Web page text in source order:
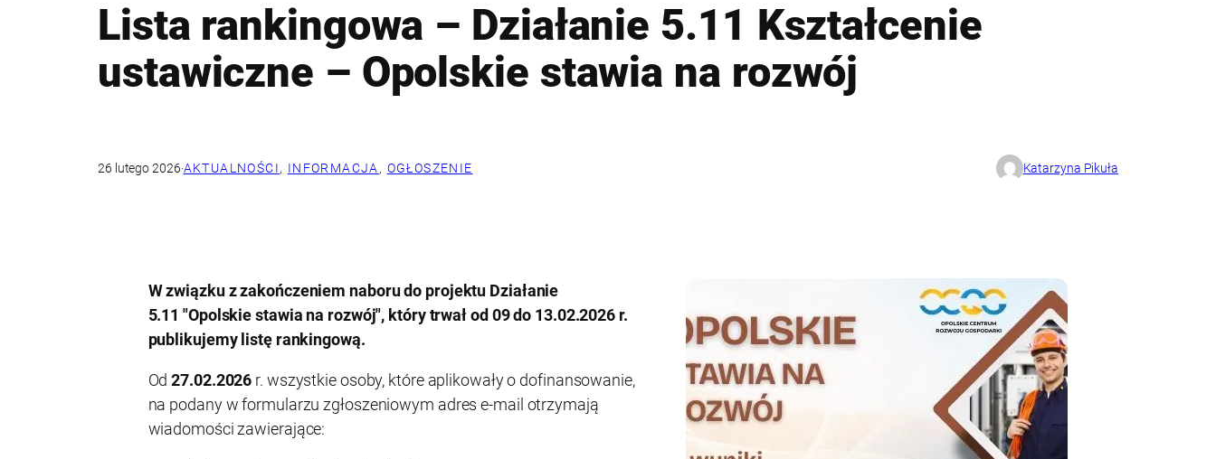
Lista rankingowa – Działanie 5.11 Kształcenie
ustawiczne – Opolskie stawia na rozwój
26 lutego 2026·AKTUALNOŚCI, INFORMACJA , OGŁOSZENIE Katarzyna Pikuła
W związku z zakończeniem naboru do projektu Działanie
5.11 Opolskie stawia na rozwój , który trwał od 09 do 13.02.2026 r.
publikujemy listę rankingową.
Od27.02.2026 r. wszystkie osoby, które aplikowały o dofinansowanie,
na podany w formularzu zgłoszeniowym adres e-mail otrzymają
wiadomości zawierające: